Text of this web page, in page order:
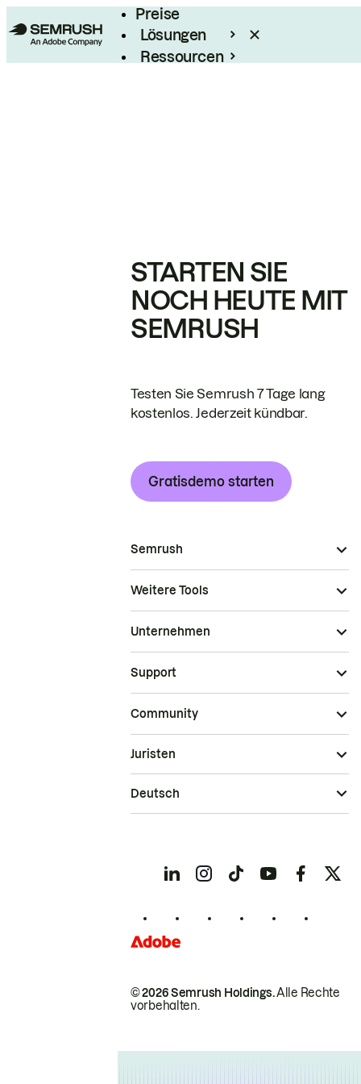
Preise
Lösungen
Ressourcen
STARTEN SIE
NOCH HEUTE MIT
SEMRUSH
Testen Sie Semrush 7 Tage lang
kostenlos. Jederzeit kündbar.
Gratisdemo starten
Semrush
Weitere Tools
Unternehmen
Support
Community
© 2026 Semrush Holdings.Alle Rechte
vorbehalten.
Juristen
Deutsch